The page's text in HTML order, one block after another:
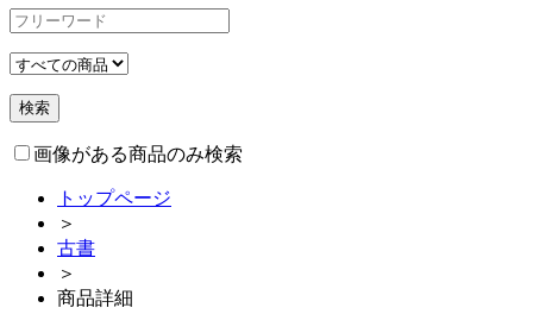
画像がある商品のみ検索
トップページ
＞
古書
＞
商品詳細